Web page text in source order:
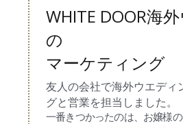
WHITE DOOR海
の
マーケティング
友人の会社で海外ウエディ
グと営業を担当しました。
一番きつかったのは、お嬢様の